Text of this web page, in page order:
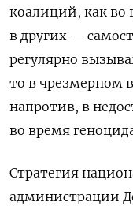
коалиций, как во
в других —
регулярно
то в чрезмерном
напротив, в
во время
Стратегия
администрации